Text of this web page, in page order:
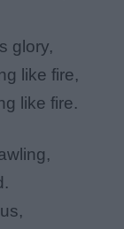
glory,
like fire,
like fire.